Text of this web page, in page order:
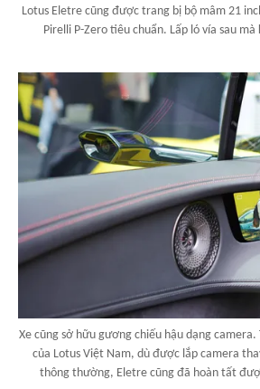
Lotus Eletre cũng được trang bị bộ mâm 21
Pirelli P-Zero tiêu chuẩn. Lấp ló vía sau
Xe cũng sở hữu gương chiếu hậu dạng
của Lotus Việt Nam, dù được lắp camera
thông thường, Eletre cũng đã hoàn tất